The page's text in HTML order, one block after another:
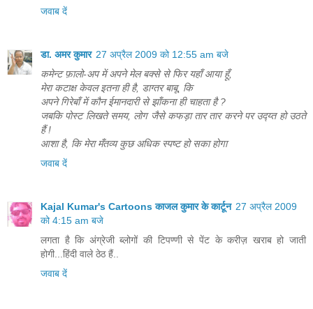
जवाब दें
डा. अमर कुमार 27 अप्रैल 2009 को 12:55 am बजे
कमेन्ट फ़ालो-अप में अपने मेल बक्से से फिर यहाँ आया हूँ,
मेरा कटाक्ष केवल इतना ही है, डाग्तर बाबू, कि
अपने गिरेबाँ में कौन ईमानदारी से झाँकना ही चाहता है ?
जबकि पोस्ट लिखते समय, लोग जैसे कफड़ा तार तार करने पर उद्य्त हो उठते
हैं !
आशा है, कि मेरा मँतव्य कुछ अधिक स्पष्ट हो सका होगा
जवाब दें
Kajal Kumar's Cartoons काजल कुमार के कार्टून 27 अप्रैल 2009
को 4:15 am बजे
लगता है कि अंग्रेजी ब्लोगों की टिपण्णी से पेंट के करीज़ खराब हो जाती
होगी...हिंदी वाले ठेठ हैं..
जवाब दें